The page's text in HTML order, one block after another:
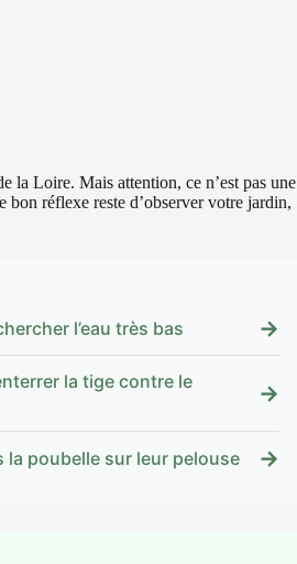
la Loire. Mais attention, ce n’est pas une
réflexe reste d’observer votre jardin,
l’eau très bas →
la tige contre le
→
poubelle sur leur pelouse →